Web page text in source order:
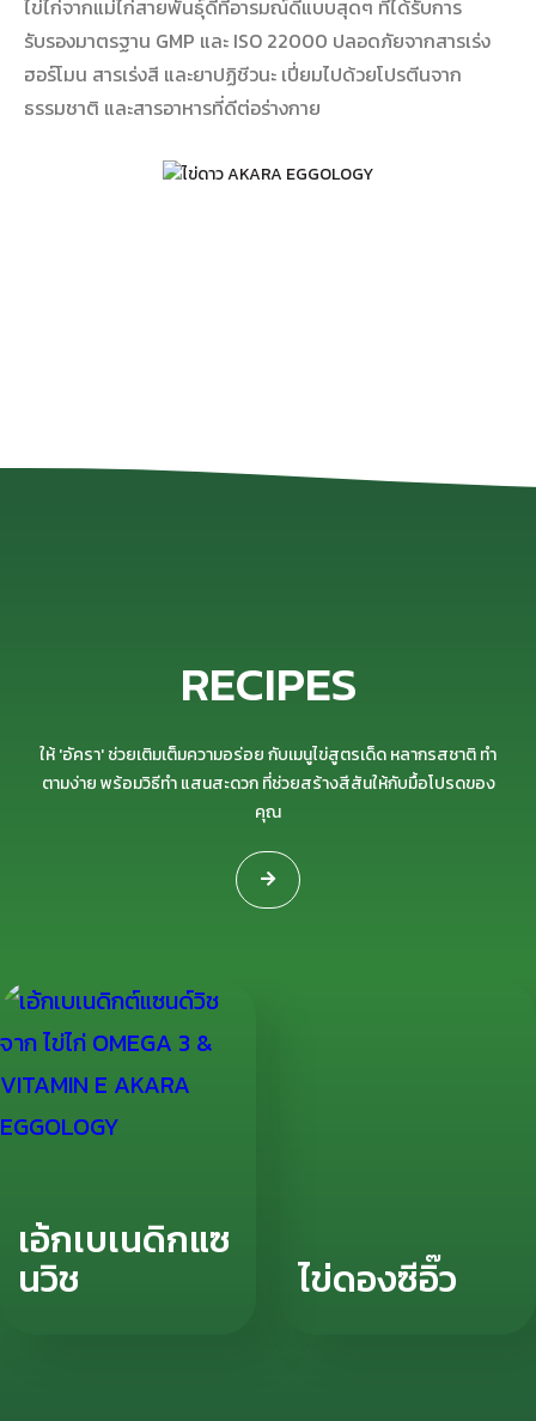
ไข่ไก่จากแม่ไก่สายพันธุ์ดีที่อารมณ์ดีแบบสุดๆ ที่ได้รับการ
รับรองมาตรฐาน GMP และ ISO 22000 ปลอดภัยจากสารเร่ง
ฮอร์โมน สารเร่งสี และยาปฏิชีวนะ เปี่ยมไปด้วยโปรตีนจาก
ธรรมชาติ และสารอาหารที่ดีต่อร่างกาย
RECIPES
ให้ 'อัครา' ช่วยเติมเต็มความอร่อย กับเมนูไข่สูตรเด็ด หลากรสชาติ ทำ
ตามง่าย พร้อมวิธีทำ แสนสะดวก ที่ช่วยสร้างสีสันให้กับมื้อโปรดของ
คุณ
เอ้กเบเนดิกแซ
นวิช ไข่ดองซีอิ๊ว